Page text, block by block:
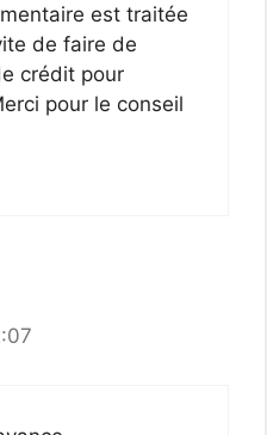
est traitée
de faire de
crédit pour
pour le conseil